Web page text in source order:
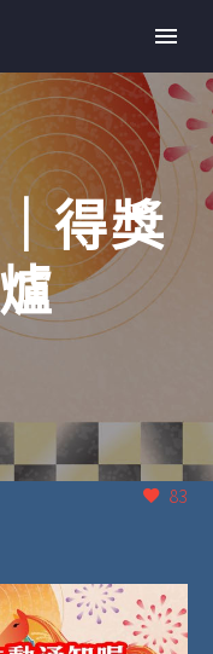
得獎
83